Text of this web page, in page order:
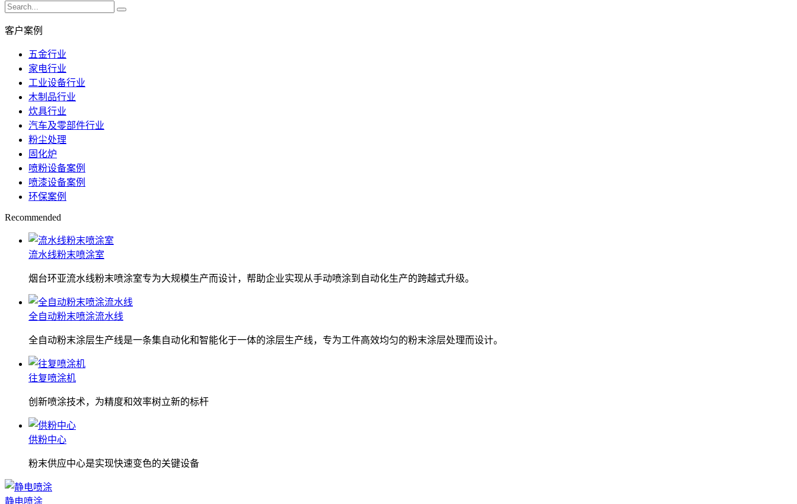
客户案例
五金行业
家电行业
工业设备行业
木制品行业
炊具行业
汽车及零部件行业
粉尘处理
固化炉
喷粉设备案例
喷漆设备案例
环保案例
Recommended
流水线粉末喷涂室
烟台环亚流水线粉末喷涂室专为大规模生产而设计，帮助企业实现从手动喷涂到自动化生产的跨越式升级。
全自动粉末喷涂流水线
全自动粉末涂层生产线是一条集自动化和智能化于一体的涂层生产线，专为工件高效均匀的粉末涂层处理而设计。
往复喷涂机
创新喷涂技术，为精度和效率树立新的标杆
供粉中心
粉末供应中心是实现快速变色的关键设备
静电喷涂